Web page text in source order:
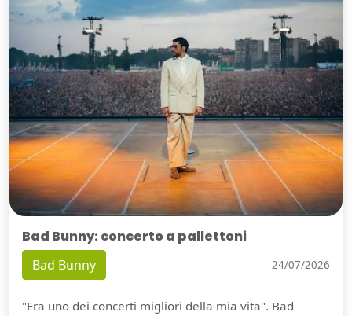
Bad Bunny: concerto a pallettoni
Bad Bunny 24/07/2026
"Era uno dei concerti migliori della mia vita". Bad